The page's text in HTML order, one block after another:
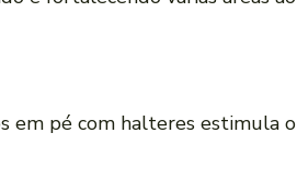
em pé com halteres estimula o